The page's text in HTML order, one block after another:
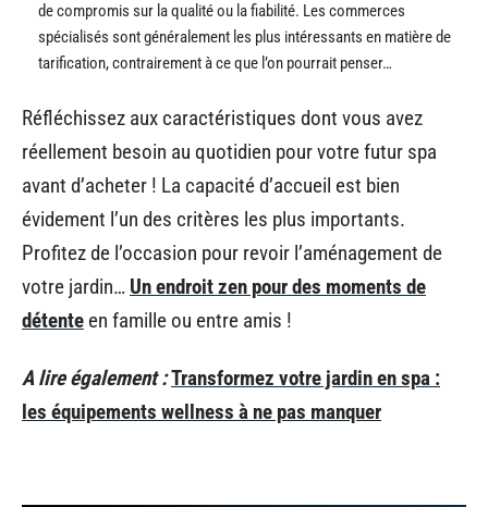
de compromis sur la qualité ou la fiabilité. Les commerces
spécialisés sont généralement les plus intéressants en matière de
tarification, contrairement à ce que l’on pourrait penser…
Réfléchissez aux caractéristiques dont vous avez
réellement besoin au quotidien pour votre futur spa
avant d’acheter ! La capacité d’accueil est bien
évidement l’un des critères les plus importants.
Profitez de l’occasion pour revoir l’aménagement de
votre jardin… Un endroit zen pour des moments de
détente en famille ou entre amis !
A lire également :Transformez votre jardin en spa :
les équipements wellness à ne pas manquer